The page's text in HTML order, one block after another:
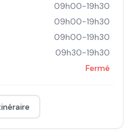
09h00-19h30
09h00-19h30
09h00-19h30
09h30-19h30
Fermé